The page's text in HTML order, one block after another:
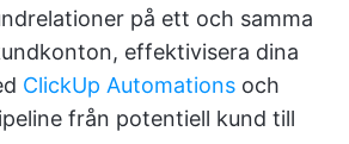
på ett och samma
effektivisera dina
ClickUp Automations och
från potentiell kund till